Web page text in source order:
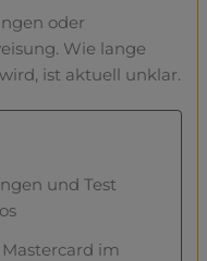
oder
Wie lange
ist aktuell unklar.
und Test
im